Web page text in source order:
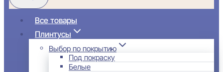
Все товары
Плинтусы
Выбор по покрытию
Под покраску
Белые